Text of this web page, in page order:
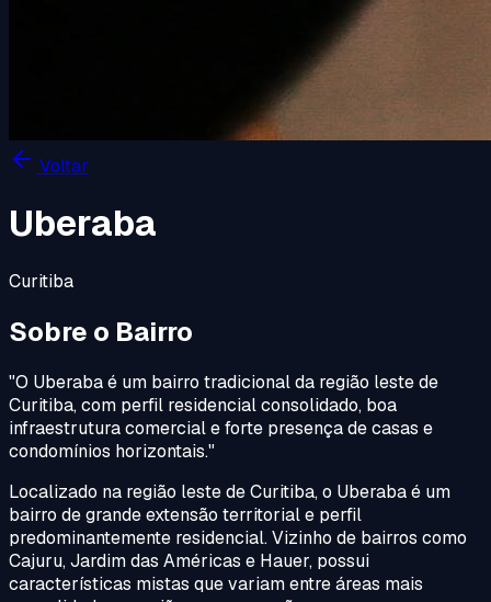
Voltar
Uberaba
Curitiba
Sobre o Bairro
"O Uberaba é um bairro tradicional da região leste de
Curitiba, com perfil residencial consolidado, boa
infraestrutura comercial e forte presença de casas e
condomínios horizontais."
Localizado na região leste de Curitiba, o Uberaba é um
bairro de grande extensão territorial e perfil
predominantemente residencial. Vizinho de bairros como
Cajuru, Jardim das Américas e Hauer, possui
características mistas que variam entre áreas mais